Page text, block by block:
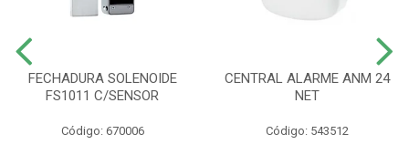
FECHADURA SOLENOIDE
FS1011 C/SENSOR
Código: 670006
CENTRAL ALARME ANM 24
NET
Código: 543512